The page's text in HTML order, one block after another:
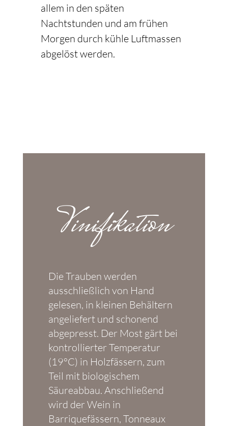
allem in den späten
Nachtstunden und am frühen
Morgen durch kühle Luftmassen
abgelöst werden.
Vinifikation
Die Trauben werden
ausschließlich von Hand
gelesen, in kleinen Behältern
angeliefert und schonend
abgepresst. Der Most gärt bei
kontrollierter Temperatur
(19°C) in Holzfässern, zum
Teil mit biologischem
Säureabbau. Anschließend
wird der Wein in
Barriquefässern, Tonneaux